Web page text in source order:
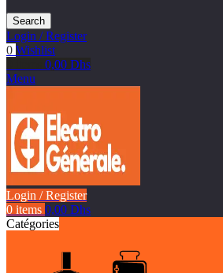
Search
Login / Register
0 Wishlist
0,00 Dhs
Menu
Login / Register
0 items 0,00 Dhs
Catégories